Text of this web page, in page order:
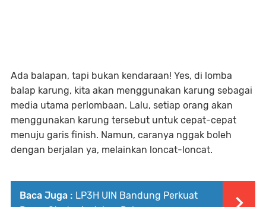
Ada balapan, tapi bukan kendaraan! Yes, di lomba
balap karung, kita akan menggunakan karung sebagai
media utama perlombaan. Lalu, setiap orang akan
menggunakan karung tersebut untuk cepat-cepat
menuju garis finish. Namun, caranya nggak boleh
dengan berjalan ya, melainkan loncat-loncat.
Baca Juga : LP3H UIN Bandung Perkuat